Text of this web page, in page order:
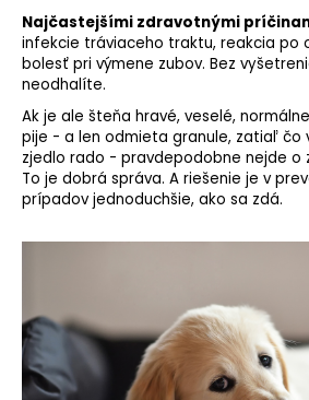
Najčastejšími zdravotnými
infekcie tráviaceho traktu, reakcia po
bolesť pri výmene zubov. Bez
neodhalíte.
Ak je ale šteňa hravé, veselé,
pije - a len odmieta granule, zatiaľ čo
zjedlo rado - pravdepodobne nejde o
To je dobrá správa. A riešenie je v
prípadov jednoduchšie, ako sa zdá.